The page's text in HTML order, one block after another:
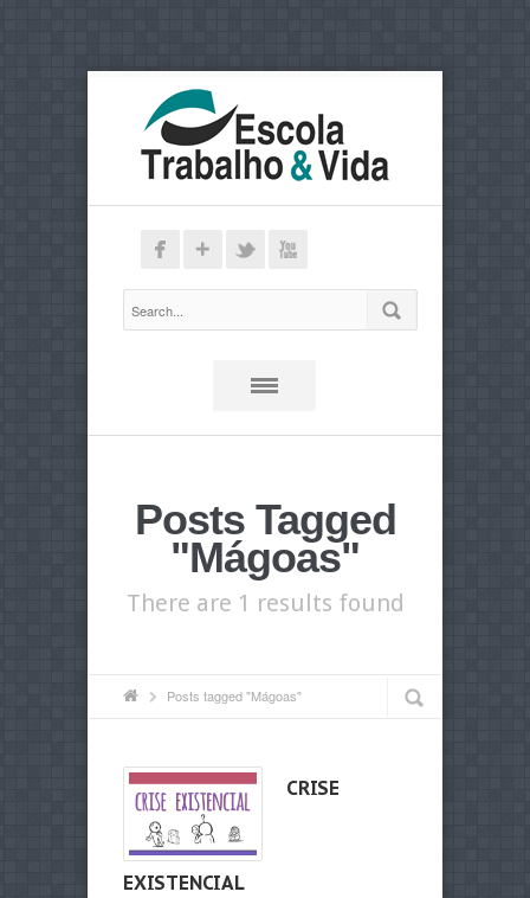
Posts Tagged
"Mágoas"
There are 1 results found
Posts tagged "Mágoas"
CRISE
EXISTENCIAL